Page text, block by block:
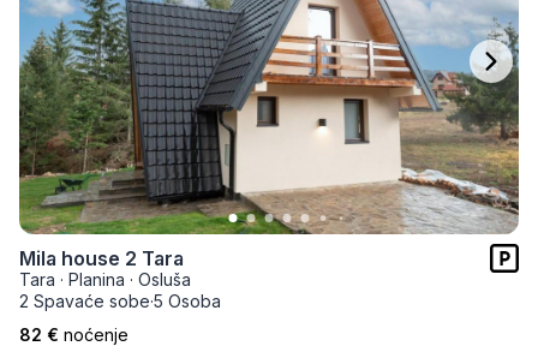
Mila house 2 Tara
Tara · Planina · Osluša
2 Spavaće sobe·5 Osoba
82 € noćenje